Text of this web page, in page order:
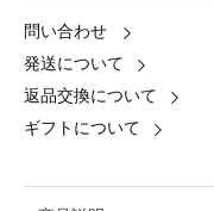
問い合わせ
発送について
返品交換について
ギフトについて